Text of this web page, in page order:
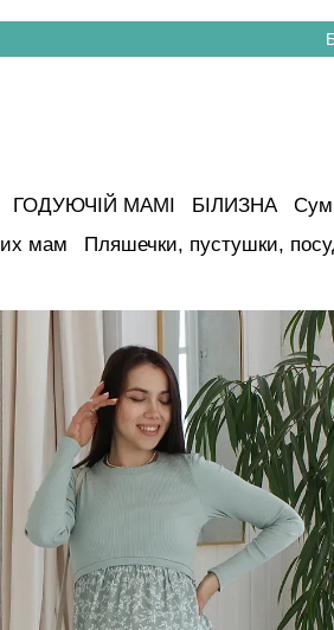
ГОДУЮЧІЙ МАМІ БІЛИЗНА
мам
Пляшечки, пустушки,